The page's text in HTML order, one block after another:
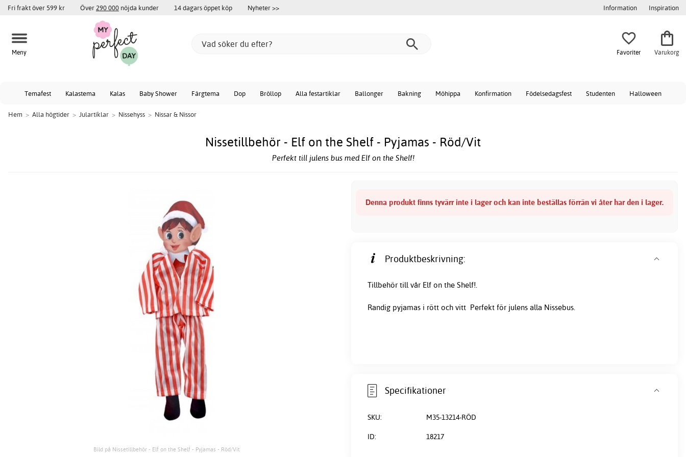
Fri frakt över 599 kr Över 290 000 nöjda kunder 14 dagars öppet köp Nyheter >> Information Inspiration
Meny Favoriter Varukorg
Temafest Kalastema Kalas Baby Shower Färgtema Dop Bröllop Alla festartiklar Ballonger Bakning Möhippa Konfirmation Födelsedagsfest Studenten Halloween
Hem > Alla högtider > Julartiklar > Nissehyss > Nissar & Nissor
Nissetillbehör - Elf on the Shelf - Pyjamas - Röd/Vit
Perfekt till julens bus med Elf on the Shelf!
Bild på Nissetillbehör - Elf on the Shelf - Pyjamas - Röd/Vit
Denna produkt finns tyvärr inte i lager och kan inte beställas förrän vi åter har den i lager.
Produktbeskrivning:
Tillbehör till vår Elf on the Shelf!.
Randig pyjamas i rött och vitt Perfekt för julens alla Nissebus.
Specifikationer
SKU: M35-13214-RÖD
ID: 18217